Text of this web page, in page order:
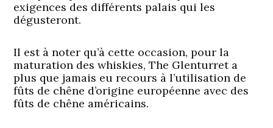
exigences des différents palais qui les
dégusteront.
Il est à noter qu’à cette occasion, pour la
maturation des whiskies, The Glenturret a
plus que jamais eu recours à l’utilisation de
fûts de chêne d’origine européenne avec des
fûts de chêne américains.